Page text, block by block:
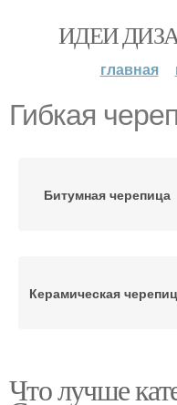
ИДЕИ
главная
Гибкая
Битумная черепица
Керамическая
Что лучше